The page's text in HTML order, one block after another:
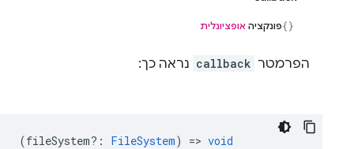
פונקציה אופציונלית
הפרמטר callback נראה כך:
(fileSystem? : FileSystem) => void